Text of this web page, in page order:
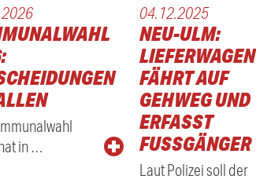
in …
04.12.2025
NEU-ULM:
LIEFERWAGEN
FÄHRT AUF
GEHWEG UND
ERFASST
FUSSGÄNGER
Laut Polizei soll der